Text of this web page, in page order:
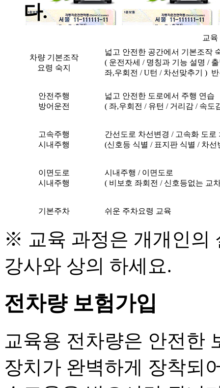
다.
차량 기본조작
요령 숙지
넓고 안전한 공간에서 기본조작
( 운전자세 / 명칭과 기능 설명 /
좌,우회전 / U턴 / 차선맞추기 )
안전주행
방어운전
넓고 안전한 도로에서 주행 연습
( 좌,우회전 / 유턴 / 거리감 / 속도
고속주행
시내주행
간선도로 차선변경 / 고속화 도
(신호등 식별 / 표지판 식별 / 차
이면도로
시내주행
시내주행 / 이면도로
( 비보호 좌회전 / 신호등없는 교
기본주차 쉬운 주차요령 교육
교
※ 교육 과정은 개개인의
강사와 상의 하세요.
전차량 보험가입
교육용 전차량은 안전한
장치가 완벽하게 장착되